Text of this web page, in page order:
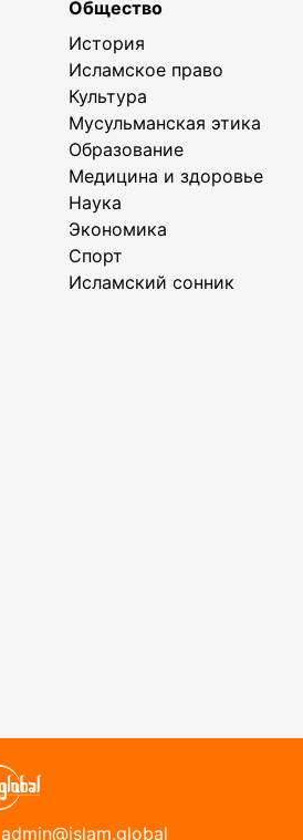
Общество
История
Исламское право
Культура
Мусульманская этика
Образование
Медицина и здоровье
Наука
Экономика
Спорт
Исламский сонник
admin@islam.global